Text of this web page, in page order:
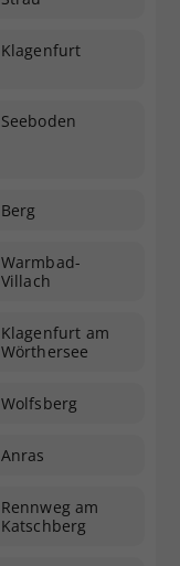
Klagenfurt
Seeboden
Berg
Warmbad-
Villach
Klagenfurt am
Wörthersee
Wolfsberg
Anras
Rennweg am
Katschberg